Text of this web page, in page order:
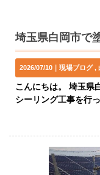
2026/07/10｜現場ブログ
こんにちは。 埼玉県
シーリング工事を行